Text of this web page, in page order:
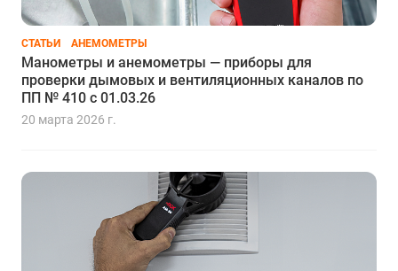
СТАТЬИ АНЕМОМЕТРЫ
Манометры и анемометры — приборы для
проверки дымовых и вентиляционных каналов по
ПП № 410 с 01.03.26
20 марта 2026 г.